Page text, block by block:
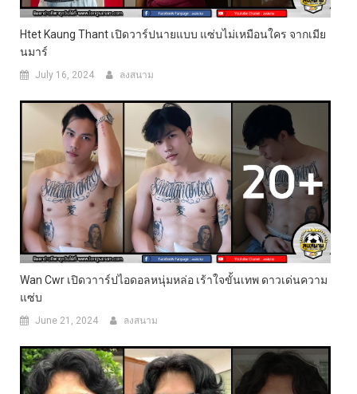
Htet Kaung Thant เปิดวาร์ปนายแบบ แซ่บไม่เหมือนใคร จากเมีย
นมาร์
July 16, 2024 ลงสนาม
Wan Cwr เปิดวาาร์ปไอดอลหนุ่มหล่อ เร้าใจขั้นเทพ ดาวเด่นความ
แซ่บ
June 21, 2024 ลงสนาม